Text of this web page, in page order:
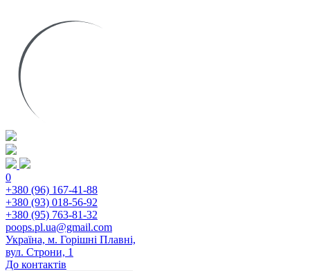
0
+380 (96) 167-41-88
+380 (93) 018-56-92
+380 (95) 763-81-32
poops.pl.ua@gmail.com
Україна, м. Горішні Плавні,
вул. Строни, 1
До контактів